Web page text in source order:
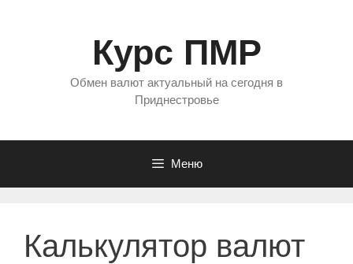
Курс ПМР
Обмен валют актуальный на сегодня в
Приднестровье
Меню
Калькулятор валют